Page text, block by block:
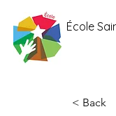
École
< Back